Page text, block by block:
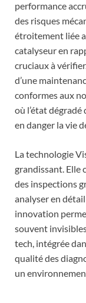
performance
des risques
étroitement liée
catalyseur en
cruciaux à
d’une
conformes aux
où l’état
en danger la vie
La technologie
grandissant. Elle
des inspections
analyser en
innovation
souvent
tech, intégrée
qualité des
un